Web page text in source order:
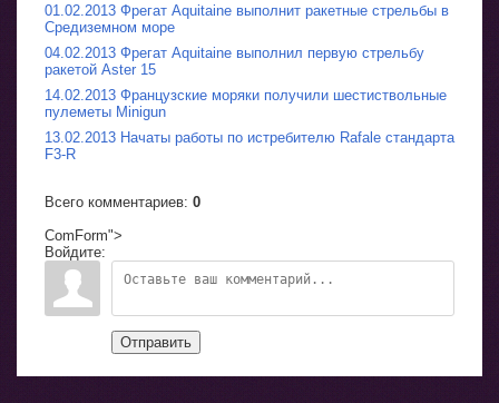
01.02.2013 Фрегат Aquitaine выполнит ракетные стрельбы в
Средиземном море
04.02.2013 Фрегат Aquitaine выполнил первую стрельбу
ракетой Aster 15
14.02.2013 Французские моряки получили шестиствольные
пулеметы Minigun
13.02.2013 Начаты работы по истребителю Rafale стандарта
F3-R
Всего комментариев: 0
ComForm">
Войдите:
Отправить